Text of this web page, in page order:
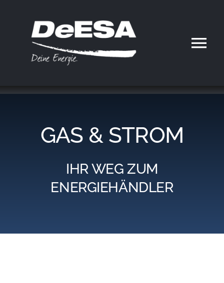
Geschäftsfelder
Partner werden
GAS & STROM
IHR WEG ZUM
ENERGIEHÄNDLER